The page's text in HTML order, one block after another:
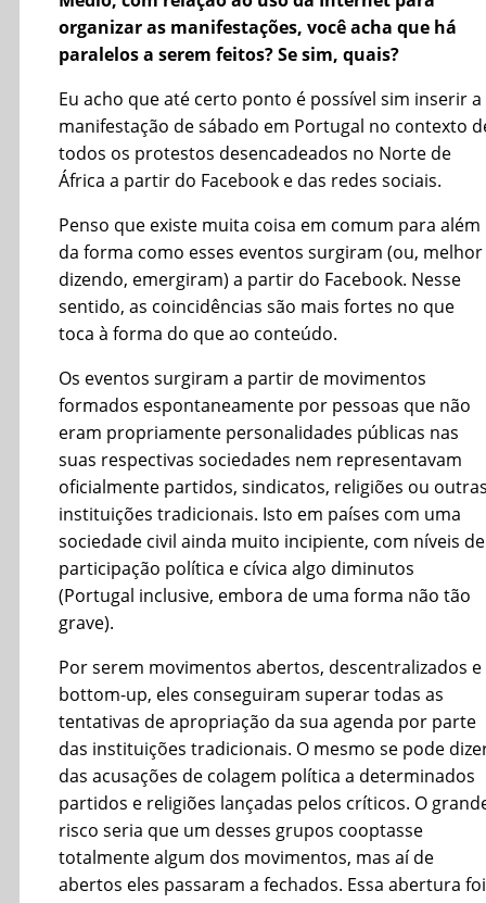
organizar as manifestações, você acha que há
paralelos a serem feitos? Se sim, quais?
Eu acho que até certo ponto é possível sim inserir a
manifestação de sábado em Portugal no contexto
todos os protestos desencadeados no Norte de
África a partir do Facebook e das redes sociais.
Penso que existe muita coisa em comum para além
da forma como esses eventos surgiram (ou, melhor
dizendo, emergiram) a partir do Facebook. Nesse
sentido, as coincidências são mais fortes no que
toca à forma do que ao conteúdo.
Os eventos surgiram a partir de movimentos
formados espontaneamente por pessoas que não
eram propriamente personalidades públicas nas
suas respectivas sociedades nem representavam
oficialmente partidos, sindicatos, religiões ou
instituições tradicionais. Isto em países com uma
sociedade civil ainda muito incipiente, com níveis de
participação política e cívica algo diminutos
(Portugal inclusive, embora de uma forma não tão
grave).
Por serem movimentos abertos, descentralizados e
bottom-up, eles conseguiram superar todas as
tentativas de apropriação da sua agenda por parte
das instituições tradicionais. O mesmo se pode
das acusações de colagem política a determinados
partidos e religiões lançadas pelos críticos. O
risco seria que um desses grupos cooptasse
totalmente algum dos movimentos, mas aí de
abertos eles passaram a fechados. Essa abertura foi